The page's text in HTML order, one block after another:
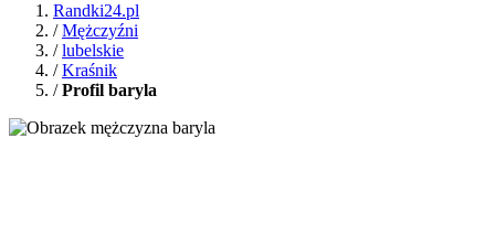
Randki24.pl
/Mężczyźni
/lubelskie
/Kraśnik
/Profil baryla